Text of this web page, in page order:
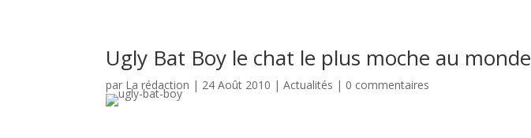
Ugly Bat Boy le chat le plus moche au monde
par La rédaction | 24 Août 2010 |Actualités | 0 commentaires